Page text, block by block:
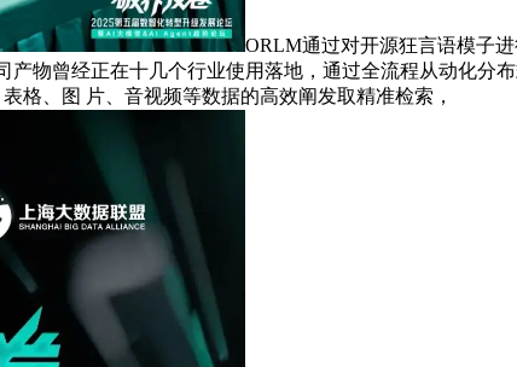
ORLM通过对开源狂言语模子
产物曾经正在十几个行业使用落地，通过全流程从动化分
格、图 片、音视频等数据的高效阐发取精准检索，